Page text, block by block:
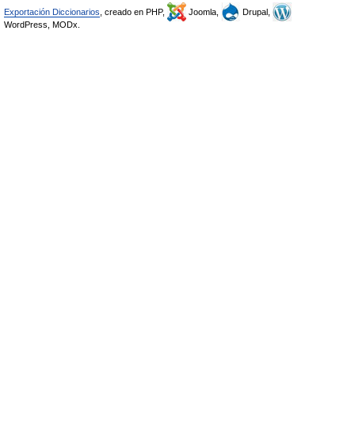
Exportación Diccionarios , creado en PHP, Joomla,
Drupal,
WordPress, MODx.